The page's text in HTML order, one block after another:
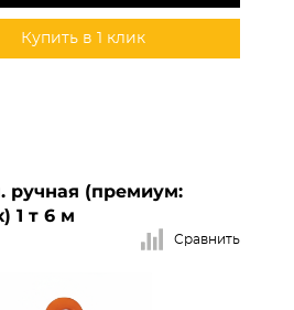
Купить в 1 клик
ручная (премиум:
1 т 6 м
Сравнить